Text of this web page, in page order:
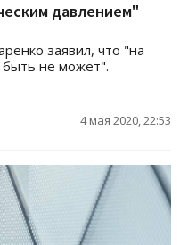
давлением"
заявил, что "на
быть не может".
4 мая 2020, 22:53